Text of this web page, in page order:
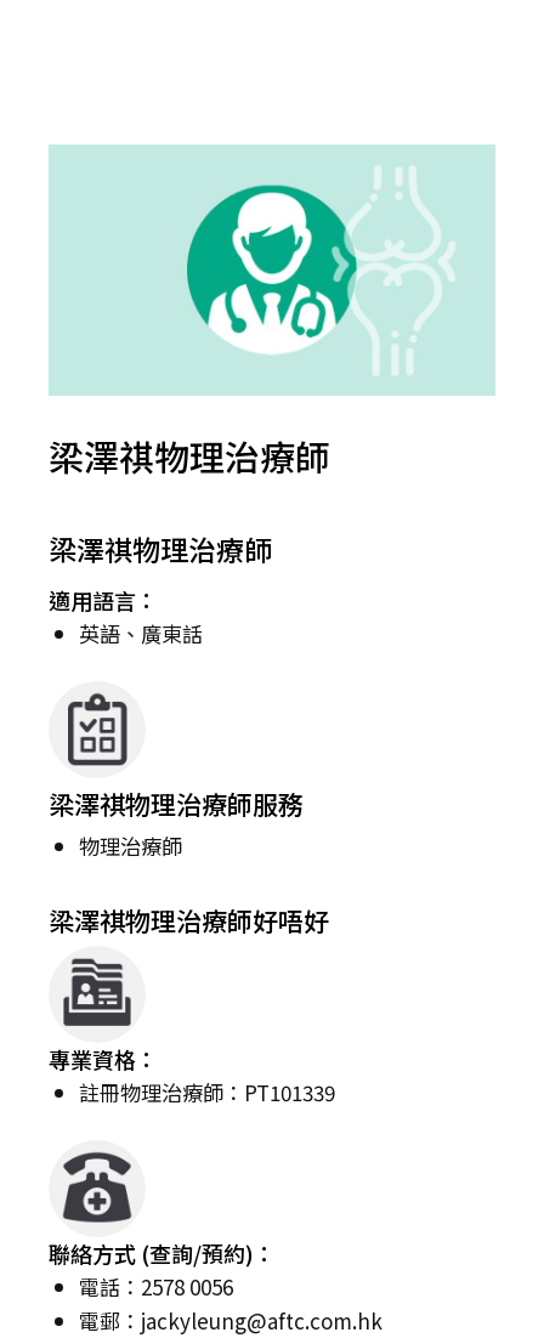
梁澤祺物理治療師
梁澤祺物理治療師
適用語言：
英語、廣東話
梁澤祺物理治療師服務
物理治療師
梁澤祺物理治療師好唔好
專業資格：
註冊物理治療師：PT101339
聯絡方式 (查詢/預約)：
電話：2578 0056
電郵： jackyleung@aftc.com.hk